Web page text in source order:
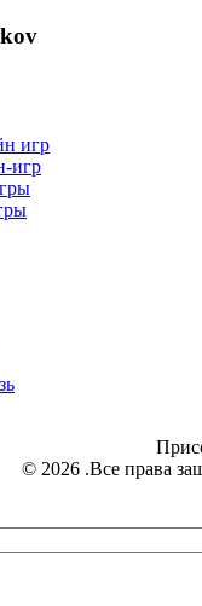
игр
игр
© 2026 .Все права